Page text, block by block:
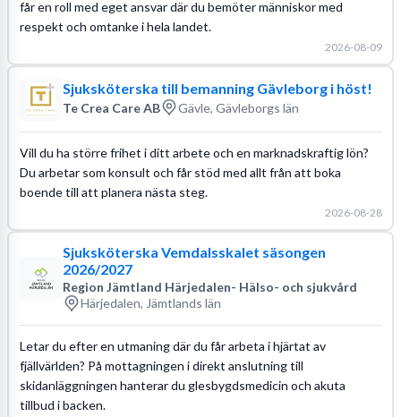
får en roll med eget ansvar där du bemöter människor med
respekt och omtanke i hela landet.
2026-08-09
Sjuksköterska till bemanning Gävleborg i höst!
Te Crea Care AB Gävle, Gävleborgs län
Vill du ha större frihet i ditt arbete och en marknadskraftig lön?
Du arbetar som konsult och får stöd med allt från att boka
boende till att planera nästa steg.
2026-08-28
Sjuksköterska Vemdalsskalet säsongen
2026/2027
Region Jämtland Härjedalen- Hälso- och sjukvård
Härjedalen, Jämtlands län
Letar du efter en utmaning där du får arbeta i hjärtat av
fjällvärlden? På mottagningen i direkt anslutning till
skidanläggningen hanterar du glesbygdsmedicin och akuta
tillbud i backen.